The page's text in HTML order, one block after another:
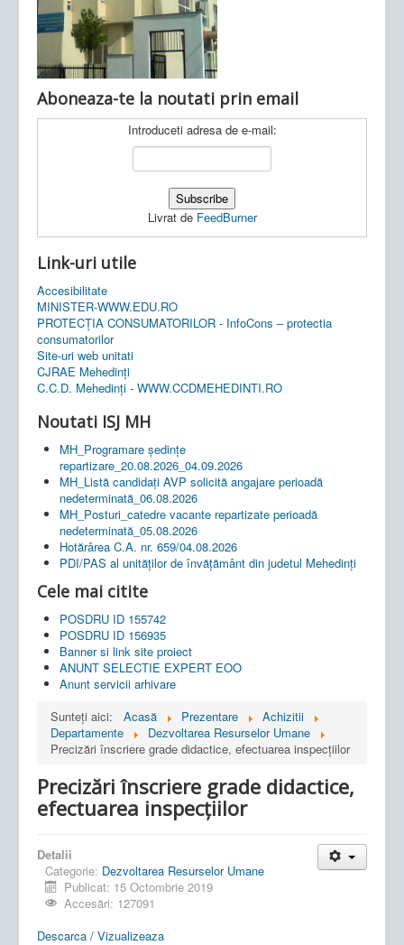
Aboneaza-te la noutati prin email
Introduceti adresa de e-mail:
Livrat de FeedBurner
Link-uri utile
Accesibilitate
MINISTER-WWW.EDU.RO
PROTECȚIA CONSUMATORILOR - InfoCons – protectia
consumatorilor
Site-uri web unitati
CJRAE Mehedinți
C.C.D. Mehedinţi - WWW.CCDMEHEDINTI.RO
Noutati ISJ MH
MH_Programare ședințe
repartizare_20.08.2026_04.09.2026
MH_Listă candidați AVP solicită angajare perioadă
nedeterminată_06.08.2026
MH_Posturi_catedre vacante repartizate perioadă
nedeterminată_05.08.2026
Hotărârea C.A. nr. 659/04.08.2026
PDI/PAS al unităților de învățământ din judetul Mehedinți
Cele mai citite
POSDRU ID 155742
POSDRU ID 156935
Banner si link site proiect
ANUNT SELECTIE EXPERT EOO
Anunt servicii arhivare
Sunteți aici:
Acasă Prezentare
Achizitii
Departamente
Dezvoltarea Resurselor Umane
Precizări înscriere grade didactice, efectuarea inspecțiilor
Precizări înscriere grade didactice,
efectuarea inspecțiilor
Detalii
Categorie: Dezvoltarea Resurselor Umane
Publicat: 15 Octombrie 2019
Accesări: 127091
Descarca / Vizualizeaza